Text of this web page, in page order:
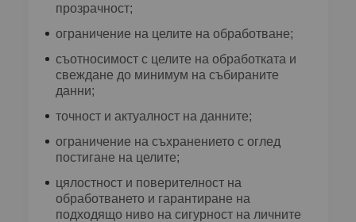
прозрачност;
ограничение на целите на обработване;
съотносимост с целите на обработката и
свеждане до минимум на събираните
данни;
точност и актуалност на данните;
ограничение на съхранението с оглед
постигане на целите;
цялостност и поверителност на
обработването и гарантиране на
подходящо ниво на сигурност на личните